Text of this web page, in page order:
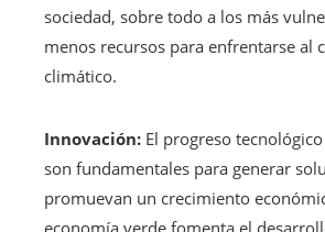
sociedad, sobre todo a los más
menos recursos para enfrentarse al
climático.
Innovación: El progreso
son fundamentales para generar
promuevan un crecimiento